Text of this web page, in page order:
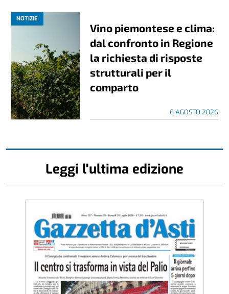
NOTIZIE
Vino piemontese e clima:
dal confronto in Regione
la richiesta di risposte
strutturali per il
comparto
6 AGOSTO 2026
Leggi l'ultima edizione